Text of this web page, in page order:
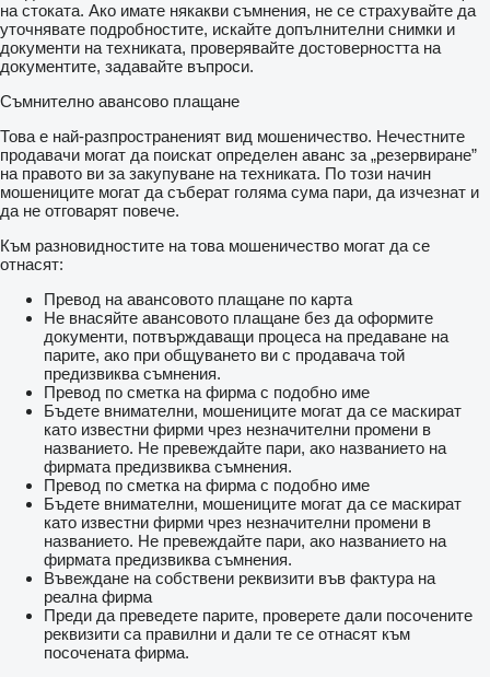
на стоката. Ако имате някакви съмнения, не се страхувайте да
уточнявате подробностите, искайте допълнителни снимки и
документи на техниката, проверявайте достоверността на
документите, задавайте въпроси.
Съмнително авансово плащане
Това е най-разпространеният вид мошеничество. Нечестните
продавачи могат да поискат определен аванс за „резервиране”
на правото ви за закупуване на техниката. По този начин
мошениците могат да съберат голяма сума пари, да изчезнат и
да не отговарят повече.
Към разновидностите на това мошеничество могат да се
отнасят:
Превод на авансовото плащане по карта
Не внасяйте авансовото плащане без да оформите
документи, потвърждаващи процеса на предаване на
парите, ако при общуването ви с продавача той
предизвиква съмнения.
Превод по сметка на фирма с подобно име
Бъдете внимателни, мошениците могат да се маскират
като известни фирми чрез незначителни промени в
названието. Не превеждайте пари, ако названието на
фирмата предизвиква съмнения.
Превод по сметка на фирма с подобно име
Бъдете внимателни, мошениците могат да се маскират
като известни фирми чрез незначителни промени в
названието. Не превеждайте пари, ако названието на
фирмата предизвиква съмнения.
Въвеждане на собствени реквизити във фактура на
реална фирма
Преди да преведете парите, проверете дали посочените
реквизити са правилни и дали те се отнасят към
посочената фирма.